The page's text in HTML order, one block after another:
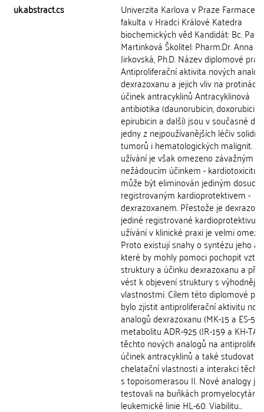
uk.abstract.cs
Univerzita Karlova v Praze
fakulta v Hradci Králové Katedra
biochemických věd Kandidát: Bc.
Martinková Školitel: Pharm.Dr. Anna
Jirkovská, Ph.D. Název diplomové
Antiproliferační aktivita nových
dexrazoxanu a jejich vliv na
účinek antracyklinů Antracyklinová
antibiotika (daunorubicin, doxorubicin,
epirubicin a další) jsou v současné
jedny z nejpoužívanějších léčiv
tumorů i hematologických malignit.
užívání je však omezeno závažným
nežádoucím účinkem -
může být eliminován jediným dosud
registrovaným kardioprotektivem -
dexrazoxanem. Přestože je
jediné registrované
užívání v klinické praxi je velmi
Proto existují snahy o syntézu jeho
které by mohly pomoci pochopit vztah
struktury a účinku dexrazoxanu a
vést k objevení struktury s
vlastnostmi. Cílem této diplomové
bylo zjistit antiproliferační aktivitu
analogů dexrazoxanu (MK-15 a ES-5)
metabolitu ADR-925 (JR-159 a KH-
těchto nových analogů na
účinek antracyklinů a také studovat
chelatační vlastnosti a interakci
s topoisomerasou II. Nové analogy
testovali na buňkách promyelocytární
leukemické linie HL-60. Viabilitu...